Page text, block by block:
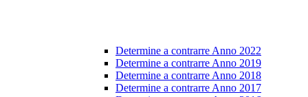
Determine a contrarre Anno 2022
Determine a contrarre Anno 2019
Determine a contrarre Anno 2018
Determine a contrarre Anno 2017